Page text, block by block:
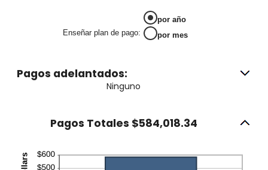
Enseñar plan de pago:
por año
por mes
Pagos adelantados:
Ninguno
Pagos Totales $584,018.34